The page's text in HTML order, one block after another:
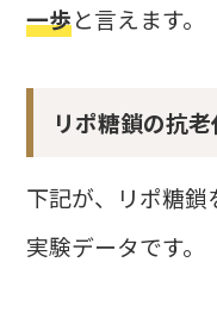
一歩と言えます。
リポ糖鎖の抗
下記が、リポ糖
実験データです。